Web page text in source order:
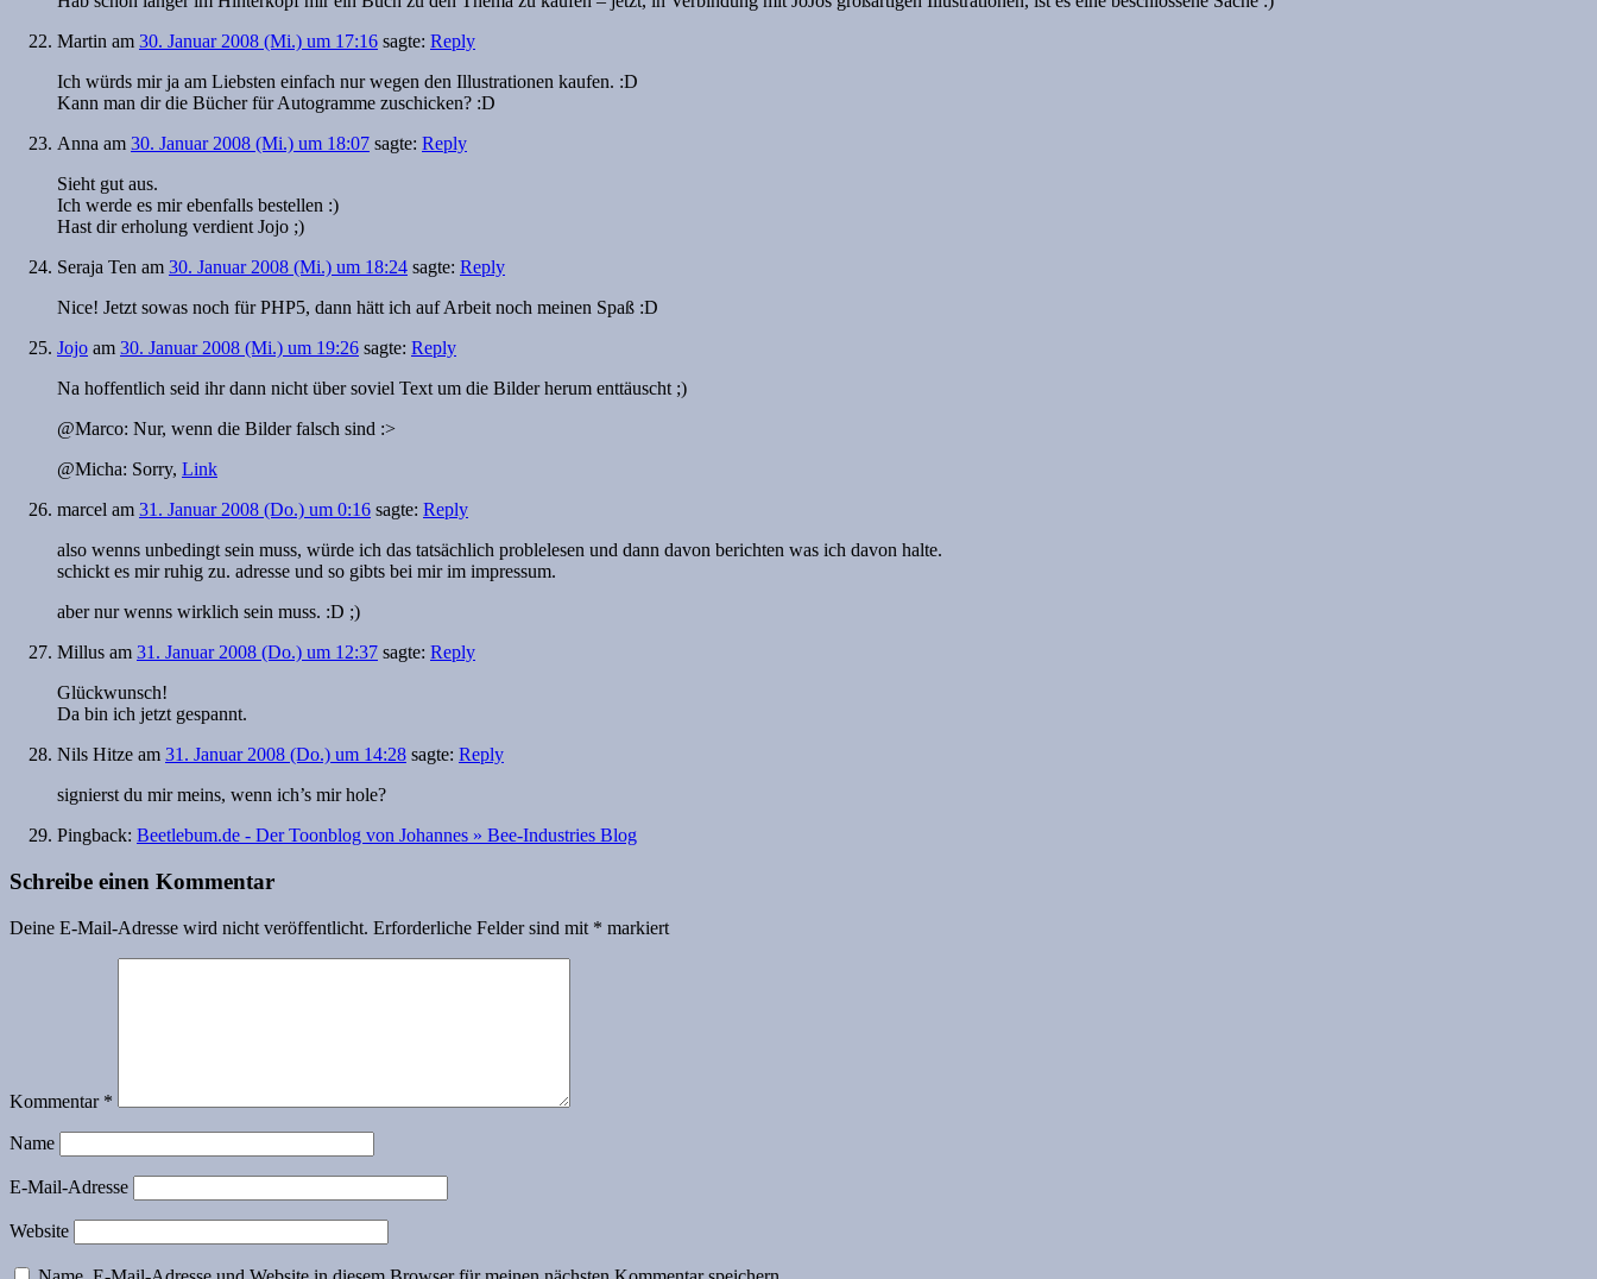
Martin am 30. Januar 2008 (Mi.) um 17:16 sagte: Reply
Ich würds mir ja am Liebsten einfach nur wegen den Illustrationen kaufen. :D
Kann man dir die Bücher für Autogramme zuschicken? :D
Anna am 30. Januar 2008 (Mi.) um 18:07 sagte: Reply
Sieht gut aus.
Ich werde es mir ebenfalls bestellen :)
Hast dir erholung verdient Jojo ;)
Seraja Ten am 30. Januar 2008 (Mi.) um 18:24 sagte: Reply
Nice! Jetzt sowas noch für PHP5, dann hätt ich auf Arbeit noch meinen Spaß :D
Jojo am 30. Januar 2008 (Mi.) um 19:26 sagte: Reply
Na hoffentlich seid ihr dann nicht über soviel Text um die Bilder herum enttäuscht ;)
@Marco: Nur, wenn die Bilder falsch sind :>
@Micha: Sorry, Link
marcel am 31. Januar 2008 (Do.) um 0:16 sagte: Reply
also wenns unbedingt sein muss, würde ich das tatsächlich problelesen und dann davon berichten was ich davon halte.
schickt es mir ruhig zu. adresse und so gibts bei mir im impressum.
aber nur wenns wirklich sein muss. :D ;)
Millus am 31. Januar 2008 (Do.) um 12:37 sagte: Reply
Glückwunsch!
Da bin ich jetzt gespannt.
Nils Hitze am 31. Januar 2008 (Do.) um 14:28 sagte: Reply
signierst du mir meins, wenn ich’s mir hole?
Pingback: Beetlebum.de - Der Toonblog von Johannes » Bee-Industries Blog
Schreibe einen Kommentar
Deine E-Mail-Adresse wird nicht veröffentlicht. Erforderliche Felder sind mit * markiert
Kommentar *
Name
E-Mail-Adresse
Website